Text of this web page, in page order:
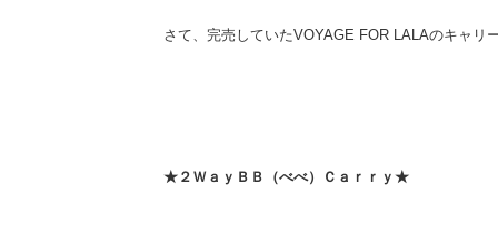
さて、完売していたVOYAGE FOR LALAのキャリ
★２ＷａｙＢＢ（べべ）Ｃａｒｒｙ★